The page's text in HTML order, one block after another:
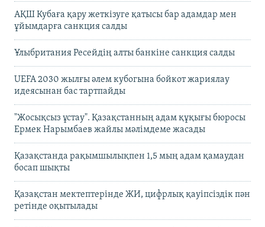
АҚШ Кубаға қару жеткізуге қатысы бар адамдар мен
ұйымдарға санкция салды
Ұлыбритания Ресейдің алты банкіне санкция салды
UEFA 2030 жылғы әлем кубогына бойкот жариялау
идеясынан бас тартпайды
"Жосықсыз ұстау". Қазақстанның адам құқығы бюросы
Ермек Нарымбаев жайлы мәлімдеме жасады
Қазақстанда рақымшылықпен 1,5 мың адам қамаудан
босап шықты
Қазақстан мектептерінде ЖИ, цифрлық қауіпсіздік пән
ретінде оқытылады